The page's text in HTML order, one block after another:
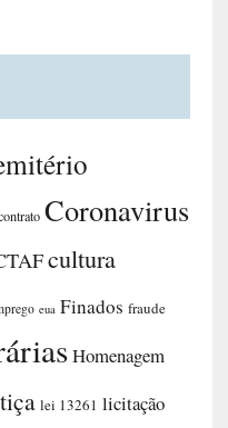
Coronavirus
cultura
eua Finados fraude
Homenagem
lei 13261 licitação